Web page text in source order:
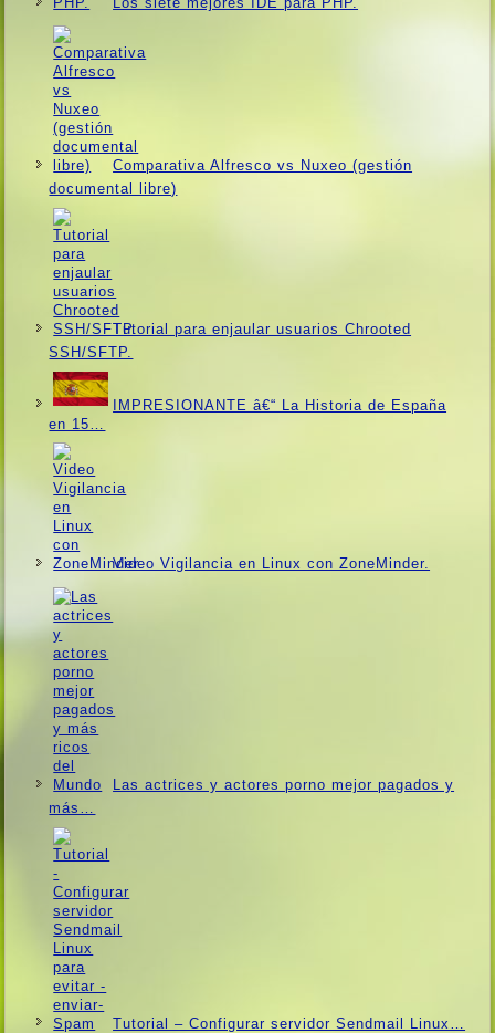
Comparativa Alfresco vs Nuxeo (gestión
documental libre)
Tutorial para enjaular usuarios Chrooted
SSH/SFTP.
IMPRESIONANTE â€“ La Historia de España
en 15…
Video Vigilancia en Linux con ZoneMinder.
Las actrices y actores porno mejor pagados y
más…
Tutorial – Configurar servidor Sendmail Linux…